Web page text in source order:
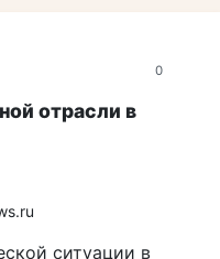
0
отрасли в
ситуации в